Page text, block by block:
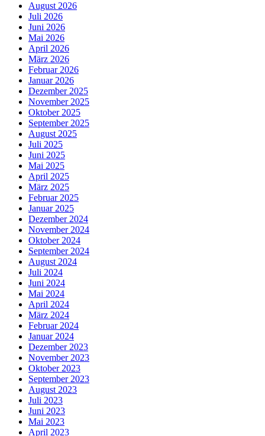
August 2026
Juli 2026
Juni 2026
Mai 2026
April 2026
März 2026
Februar 2026
Januar 2026
Dezember 2025
November 2025
Oktober 2025
September 2025
August 2025
Juli 2025
Juni 2025
Mai 2025
April 2025
März 2025
Februar 2025
Januar 2025
Dezember 2024
November 2024
Oktober 2024
September 2024
August 2024
Juli 2024
Juni 2024
Mai 2024
April 2024
März 2024
Februar 2024
Januar 2024
Dezember 2023
November 2023
Oktober 2023
September 2023
August 2023
Juli 2023
Juni 2023
Mai 2023
April 2023